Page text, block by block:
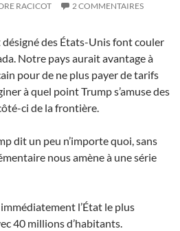
RACICOT 2 COMMENTAIRES
des États-Unis font couler
Notre pays aurait avantage à
pour de ne plus payer de tarifs
à quel point Trump s’amuse des
ci de la frontière.
dit un peu n’importe quoi, sans
nous amène à une série
l’État le plus
40 millions d’habitants.